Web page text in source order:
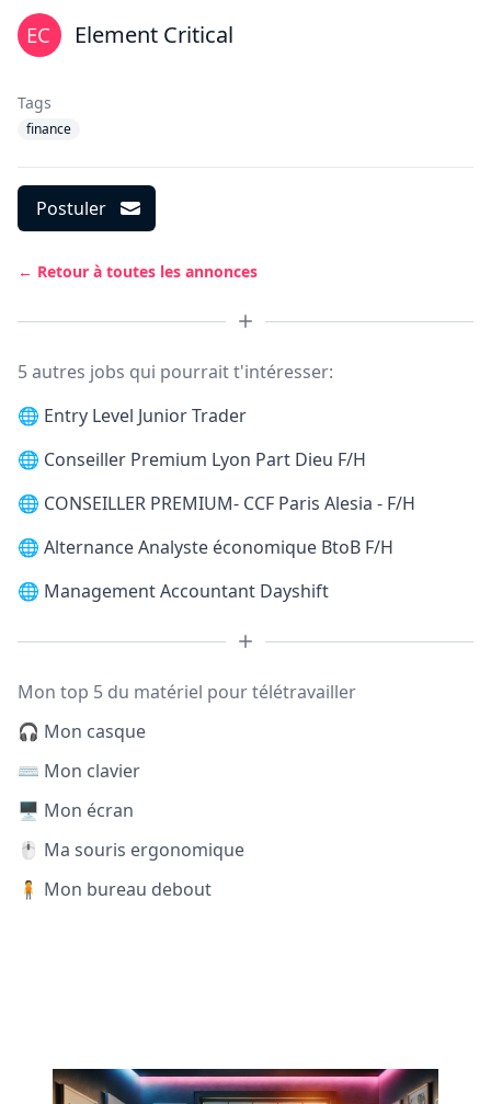
Element Critical
Tags
finance
Postuler
← Retour à toutes les annonces
5 autres jobs qui pourrait t'intéresser:
🌐 Entry Level Junior Trader
🌐 Conseiller Premium Lyon Part Dieu F/H
🌐 CONSEILLER PREMIUM- CCF Paris Alesia - F/H
🌐 Alternance Analyste économique BtoB F/H
🌐 Management Accountant Dayshift
Mon top 5 du matériel pour télétravailler
🎧 Mon casque
⌨️ Mon clavier
🖥️ Mon écran
🖱️ Ma souris ergonomique
🧍 Mon bureau debout